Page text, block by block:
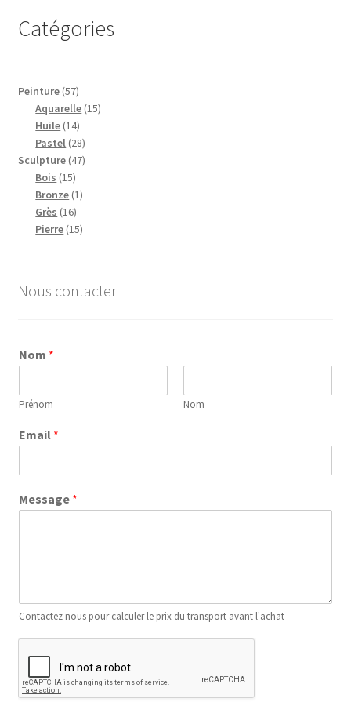
Catégories
Peinture 5757
produits
Aquarelle 1515
Huile 1414
produits
Pastel 2828
produits
Sculpture 4747
Bois 1515
produits
Bronze 11
Grès 1616
produits
Pierre 1515
Nous contacter
Nom *
Prénom Nom
Email *
Message *
Contactez nous pour calculer le prix du transport avant l'achat